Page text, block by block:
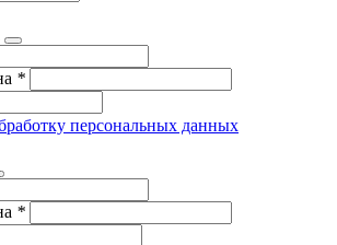
*
персональных данных
*